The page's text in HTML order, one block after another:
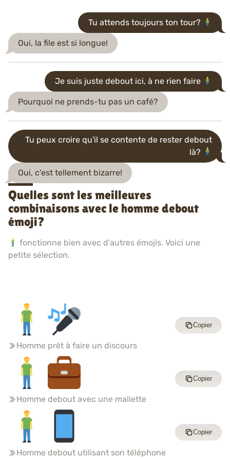
Tu attends toujours ton tour?
Oui, la file est si longue!
Je suis juste debout ici, à ne rien faire
Pourquoi ne prends-tu pas un café?
Tu peux croire qu'il se contente de rester debout
là?
Oui, c'est tellement bizarre!
Quelles sont les meilleures
combinaisons avec le homme debout
émoji?
fonctionne bien avec d’autres émojis. Voici une
petite sélection.
Homme prêt à faire un discours
Copier
Homme debout avec une mallette
Copier
Homme debout utilisant son téléphone
Copier